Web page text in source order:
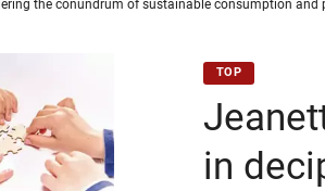
the conundrum of sustainable consumption and
TOP
in